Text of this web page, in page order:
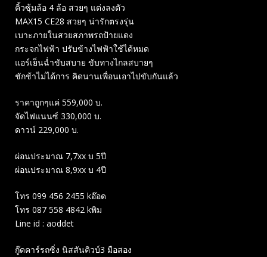
คิ้วซุ้มล้อ 4 ล้อ สวยๆ แต่งลงตัว
MAX15 CE28 สวยๆ น่ารักตรงรุ่น
เบาะภายในสวยสภาพรถป้ายแดง
กระจกไฟฟ้า ปรับข้างไฟฟ้าใช้ได้หมด
แอร์เย็นฉ่ำขับสบาย ขับทางไกลสบายๆ
ชักช้าไม่ได้การ คิดนานเพื่อนเอาไปขับกันแล้ว
ราคาถูกๆแค่ 559,000 บ.
จัดไฟแนนซ์ 330,000 บ.
ดาวน์ 229,000 บ.
ผ่อนประมาณ 7,7xx บ 5ปี
ผ่อนประมาณ 8,9xx บ 4ปี
โทร 099 456 2455 kอ๊อด
โทร 087 558 4842 kพิม
Line id : aoddet
กู๊ดคาร์รถซิ่ง นิสสันคิวบ์3 มือสอง